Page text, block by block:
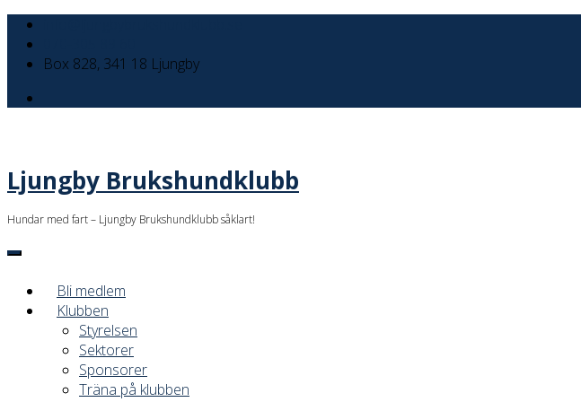
Box 828, 341 18 Ljungby
Ljungby Brukshundklubb
Hundar med fart – Ljungby Brukshundklubb såklart!
Bli medlem
Klubben
Styrelsen
Sektorer
Sponsorer
Träna på klubben